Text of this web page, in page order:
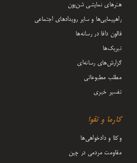
هنرهای نمایشی شن‌یون
راهپیمایی‌ها و سایر رویدادهای اجتماعی
فالون دافا در رسانه‌ها
تبریک‌ها
گزارش‌های رسانه‌ای
مطلب مطبوعاتی
تفسیر خبری
کارما و تقوا
وکلا و دادخواهی‌ها
مقاومت مردمی در چین